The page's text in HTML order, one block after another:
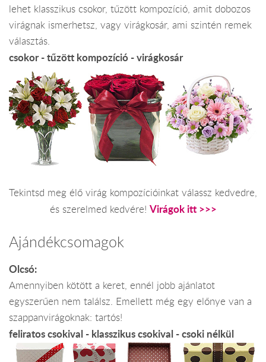
lehet klasszikus csokor, tűzött kompozíció, amit dobozos
virágnak ismerhetsz, vagy virágkosár, ami szintén remek
választás.
csokor - tűzött kompozíció - virágkosár
Tekintsd meg élő virág kompozícióinkat válassz kedvedre,
és szerelmed kedvére! Virágok itt >>>
Ajándékcsomagok
Olcsó:
Amennyiben kötött a keret, ennél jobb ajánlatot
egyszerűen nem találsz. Emellett még egy előnye van a
szappanvirágoknak: tartós!
feliratos csokival - klasszikus csokival - csoki nélkül